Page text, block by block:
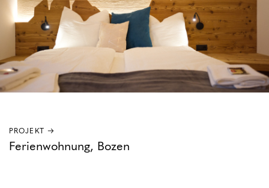
PROJEKT →
Ferienwohnung, Bozen